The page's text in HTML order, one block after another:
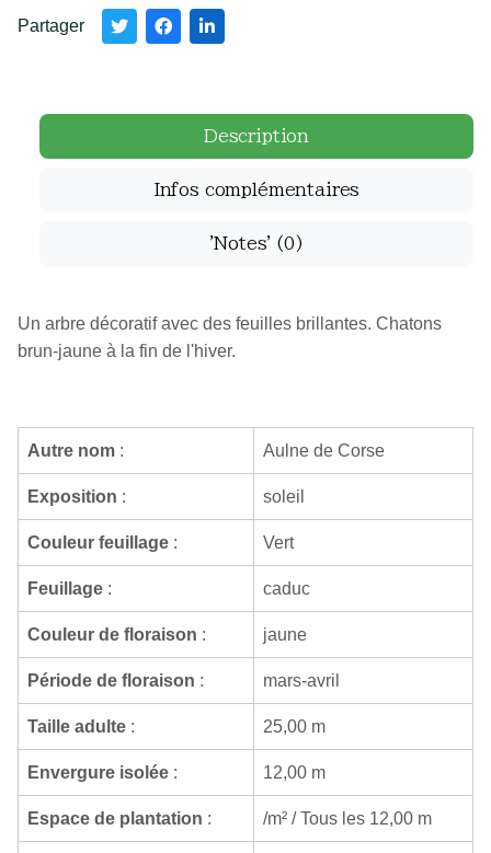
Partager
Description
Infos complémentaires
'Notes' (0)
Un arbre décoratif avec des feuilles brillantes. Chatons
brun-jaune à la fin de l'hiver.
Autre nom : Aulne de Corse
Exposition : soleil
Couleur feuillage : Vert
Feuillage : caduc
Couleur de floraison : jaune
Période de floraison : mars-avril
Taille adulte : 25,00 m
Envergure isolée : 12,00 m
Espace de plantation : /m² / Tous les 12,00 m